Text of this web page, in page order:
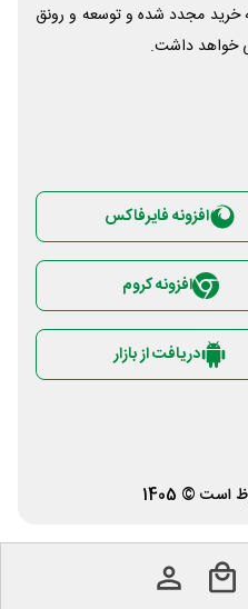
خرید مجدد شده و توسعه و رونق
خواهد داشت.
افزونه فایرفاکس
افزونه کروم
دریافت از بازار
© 1405